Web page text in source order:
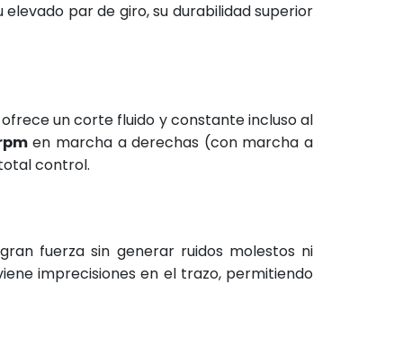
par de giro, su durabilidad superior
ofrece un corte fluido y constante incluso al
en marcha a derechas (con marcha a
control.
fuerza sin generar ruidos molestos ni
imprecisiones en el trazo, permitiendo